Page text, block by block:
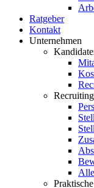
Ratgeber
Kontakt
Unternehmen